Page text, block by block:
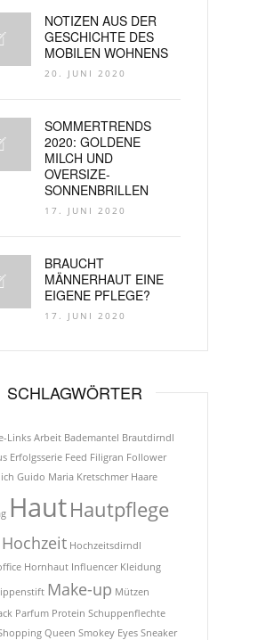
NOTIZEN AUS DER
GESCHICHTE DES
MOBILEN WOHNENS
20. JUNI 2020
SOMMERTRENDS
2020: GOLDENE
MILCH UND
OVERSIZE-
SONNENBRILLEN
17. JUNI 2020
BRAUCHT
MÄNNERHAUT EINE
EIGENE PFLEGE?
17. JUNI 2020
SCHLAGWÖRTER
Links Arbeit Bademantel Brautdirndl
Erfolgsserie Feed Filigran Follower
Guido Maria Kretschmer Haare
HautHautpflege
Hochzeit Hochzeitsdirndl
Hornhaut Influencer Kleidung
Make-up Mützen
Parfum Protein Schuppenflechte
Queen Smokey Eyes Sneaker